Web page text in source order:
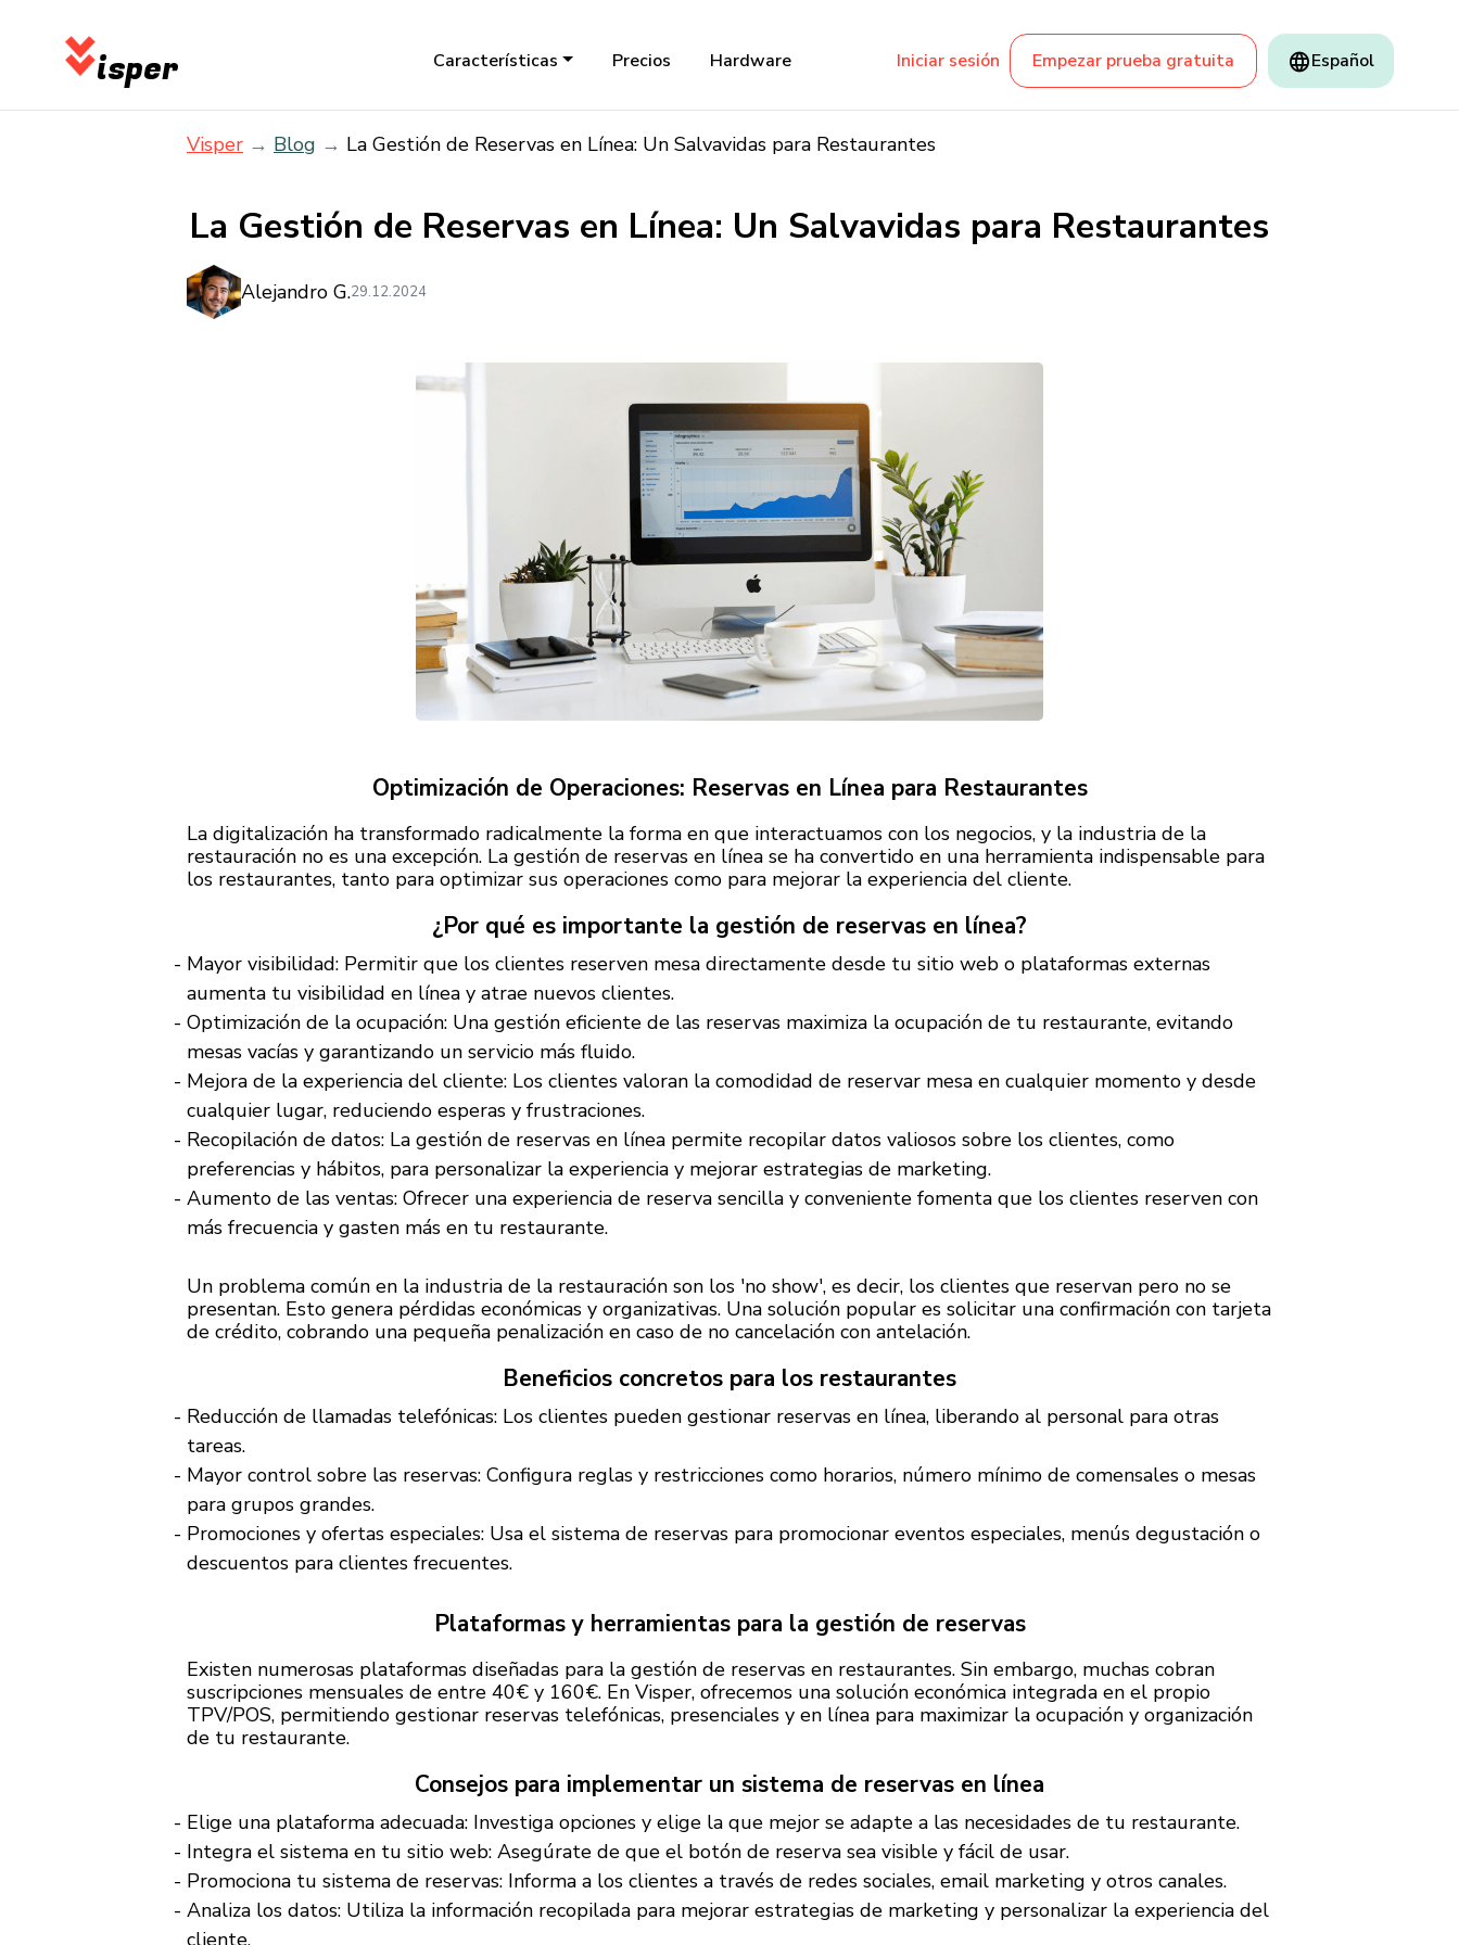
isper Características Precios Hardware Iniciar sesión Empezar prueba gratuita Español
Visper Blog La Gestión de Reservas en Línea: Un Salvavidas para Restaurantes
La Gestión de Reservas en Línea: Un Salvavidas para Restaurantes
Alejandro G.29.12.2024
Optimización de Operaciones: Reservas en Línea para Restaurantes
La digitalización ha transformado radicalmente la forma en que interactuamos con los negocios, y la industria de la
restauración no es una excepción. La gestión de reservas en línea se ha convertido en una herramienta indispensable para
los restaurantes, tanto para optimizar sus operaciones como para mejorar la experiencia del cliente.
¿Por qué es importante la gestión de reservas en línea?
Mayor visibilidad: Permitir que los clientes reserven mesa directamente desde tu sitio web o plataformas externas
aumenta tu visibilidad en línea y atrae nuevos clientes.
Optimización de la ocupación: Una gestión eficiente de las reservas maximiza la ocupación de tu restaurante, evitando
mesas vacías y garantizando un servicio más fluido.
Mejora de la experiencia del cliente: Los clientes valoran la comodidad de reservar mesa en cualquier momento y desde
cualquier lugar, reduciendo esperas y frustraciones.
Recopilación de datos: La gestión de reservas en línea permite recopilar datos valiosos sobre los clientes, como
preferencias y hábitos, para personalizar la experiencia y mejorar estrategias de marketing.
Aumento de las ventas: Ofrecer una experiencia de reserva sencilla y conveniente fomenta que los clientes reserven con
más frecuencia y gasten más en tu restaurante.
Un problema común en la industria de la restauración son los 'no show', es decir, los clientes que reservan pero no se
presentan. Esto genera pérdidas económicas y organizativas. Una solución popular es solicitar una confirmación con tarjeta
de crédito, cobrando una pequeña penalización en caso de no cancelación con antelación.
Beneficios concretos para los restaurantes
Reducción de llamadas telefónicas: Los clientes pueden gestionar reservas en línea, liberando al personal para otras
tareas.
Mayor control sobre las reservas: Configura reglas y restricciones como horarios, número mínimo de comensales o mesas
para grupos grandes.
Promociones y ofertas especiales: Usa el sistema de reservas para promocionar eventos especiales, menús degustación o
descuentos para clientes frecuentes.
Plataformas y herramientas para la gestión de reservas
Existen numerosas plataformas diseñadas para la gestión de reservas en restaurantes. Sin embargo, muchas cobran
suscripciones mensuales de entre 40€ y 160€. En Visper, ofrecemos una solución económica integrada en el propio
TPV/POS, permitiendo gestionar reservas telefónicas, presenciales y en línea para maximizar la ocupación y organización
de tu restaurante.
Consejos para implementar un sistema de reservas en línea
Elige una plataforma adecuada: Investiga opciones y elige la que mejor se adapte a las necesidades de tu restaurante.
Integra el sistema en tu sitio web: Asegúrate de que el botón de reserva sea visible y fácil de usar.
Promociona tu sistema de reservas: Informa a los clientes a través de redes sociales, email marketing y otros canales.
Analiza los datos: Utiliza la información recopilada para mejorar estrategias de marketing y personalizar la experiencia del
cliente.